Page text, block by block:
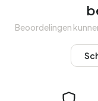
Koopwoningen
Afgelopen jaar zijn
Huurwoningen
Beoordelingen